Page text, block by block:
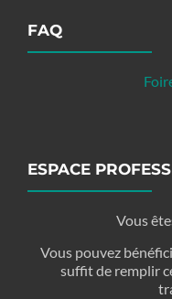
FAQ
ESPACE
Vous
Vous pouvez
suffit de remplir